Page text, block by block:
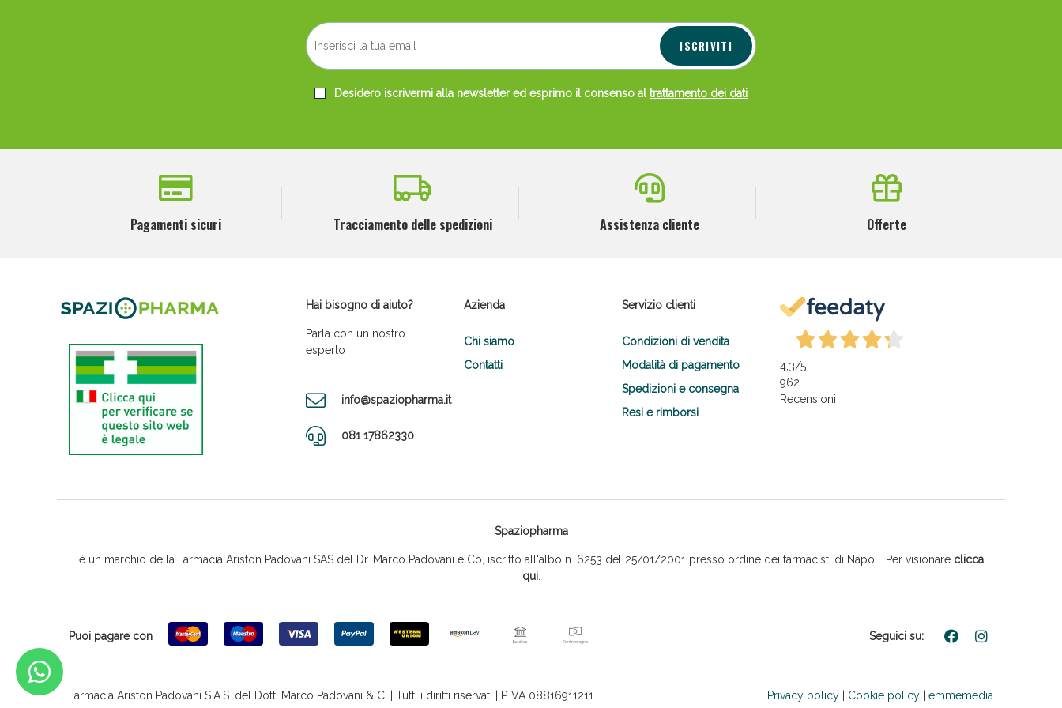
ISCRIVITI
Desidero iscrivermi alla newsletter ed esprimo il consenso al trattamento dei dati
Pagamenti sicuri Tracciamento delle spedizioni Assistenza cliente Offerte
Hai bisogno di aiuto?
Parla con un nostro
esperto
info@spaziopharma.it
081 17862330
Azienda
Chi siamo
Contatti
Servizio clienti
Condizioni di vendita
Modalità di pagamento
Spedizioni e consegna
Resi e rimborsi
4,3/5
962
Recensioni
Spaziopharma
è un marchio della Farmacia Ariston Padovani SAS del Dr. Marco Padovani e Co, iscritto all'albo n. 6253 del 25/01/2001 presso ordine dei farmacisti di Napoli. Per visionare clicca
qui.
Puoi pagare con Seguici su:
Farmacia Ariston Padovani S.A.S. del Dott. Marco Padovani & C. | Tutti i diritti riservati | P.IVA 08816911211 Privacy policy Cookie policy emmemedia